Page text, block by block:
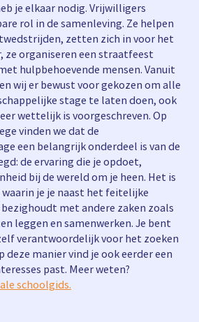
je elkaar nodig. Vrijwilligers
rol in de samenleving. Ze helpen
zetten zich in voor het
ze organiseren een straatfeest
hulpbehoevende mensen. Vanuit
wij er bewust voor gekozen om alle
stage te laten doen, ook
wettelijk is voorgeschreven. Op
vinden we dat de
een belangrijk onderdeel is van de
de ervaring die je opdoet,
bij de wereld om je heen. Het is
je je naast het feitelijke
met andere zaken zoals
leggen en samenwerken. Je bent
verantwoordelijk voor het zoeken
deze manier vind je ook eerder een
past. Meer weten?
schoolgids.